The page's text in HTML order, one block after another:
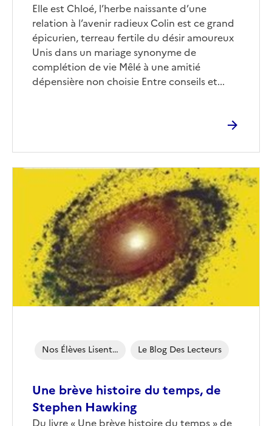
Corps
Elle est Chloé, l’herbe naissante d’une
relation à l’avenir radieux Colin est ce grand
épicurien, terreau fertile du désir amoureux
Unis dans un mariage synonyme de
complétion de vie Mêlé à une amitié
dépensière non choisie Entre conseils et...
Une brève histoire du temps, de
Stephen Hawking
Corps
Du livre « Une brève histoire du temps » de
Nos Élèves Lisent… Le Blog Des Lecteurs
Image
couverture
(conseillée)